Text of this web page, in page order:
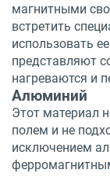
магнитными
встретить
использовать
представляют
нагреваются и
Алюминий
Этот материал
полем и не
исключением